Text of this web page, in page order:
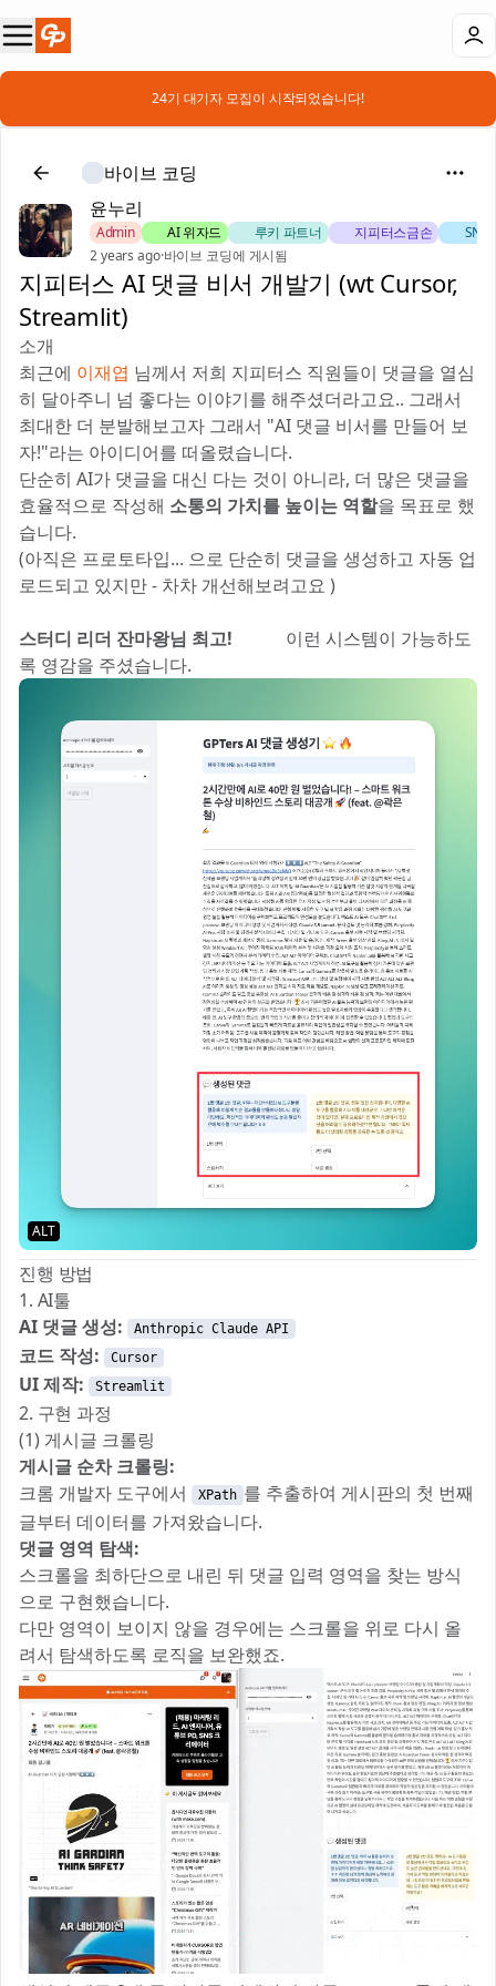
📣 24기 대기자 모집이 시작되었습니다!
바이브 코딩
윤누리
Admin 🧙 AI 위자드 🎻 루키 파트너 🌈 지피터스금손
🚀
2 years ago·바이브 코딩에 게시됨
지피터스 AI 댓글 비서 개발기 (wt Cursor,
Streamlit)
소개
최근에 이재엽 님께서 저희 지피터스 직원들이 댓글을 열심
히 달아주니 넘 좋다는 이야기를 해주셨더라고요.. 그래서
최대한 더 분발해보고자 그래서 "AI 댓글 비서를 만들어 보
자!"라는 아이디어를 떠올렸습니다.
단순히 AI가 댓글을 대신 다는 것이 아니라, 더 많은 댓글을
효율적으로 작성해 소통의 가치를 높이는 역할을 목표로 했
습니다.
(아직은 프로토타입... 으로 단순히 댓글을 생성하고 자동 업
로드되고 있지만 - 차차 개선해보려고요 )
스터디 리더 잔마왕님 최고! 👑✨ 이런 시스템이 가능하도
록 영감을 주셨습니다.
ALT
진행 방법
1. AI툴
AI 댓글 생성:
Anthropic Claude API
코드 작성: Cursor
UI 제작: Streamlit
2. 구현 과정
(1) 게시글 크롤링
게시글 순차 크롤링:
크롬 개발자 도구에서
XPath 를 추출하여 게시판의 첫 번째
글부터 데이터를 가져왔습니다.
댓글 영역 탐색:
스크롤을 최하단으로 내린 뒤 댓글 입력 영역을 찾는 방식
으로 구현했습니다.
다만 영역이 보이지 않을 경우에는 스크롤을 위로 다시 올
려서 탐색하도록 로직을 보완했죠.